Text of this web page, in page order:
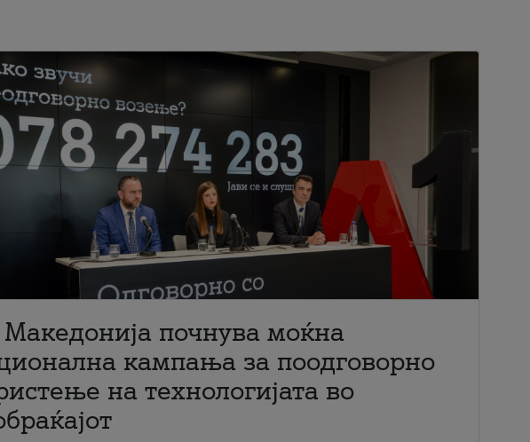
почнува моќна
кампања за поодговорно
на технологијата во